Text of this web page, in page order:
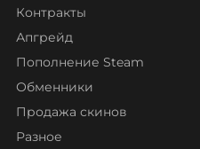
Контракты
Апгрейд
Пополнение Steam
Обменники
Продажа скинов
Разное